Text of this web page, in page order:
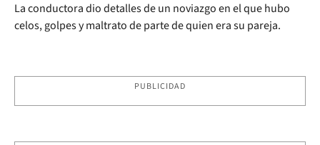
La conductora dio detalles de un noviazgo en el que hubo
celos, golpes y maltrato de parte de quien era su pareja.
PUBLICIDAD